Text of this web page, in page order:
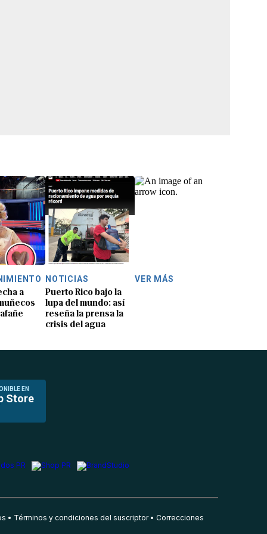
a
NOTICIAS
Puerto Rico bajo la
lupa del mundo: así
reseña la prensa la
crisis del agua
VER MÁS
EN
Store
Términos y condiciones del suscriptor Correcciones